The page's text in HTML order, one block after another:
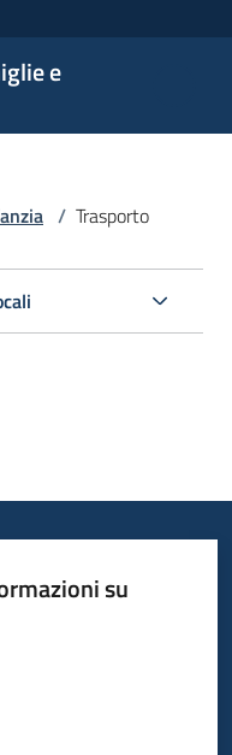
e
/ Trasporto
su